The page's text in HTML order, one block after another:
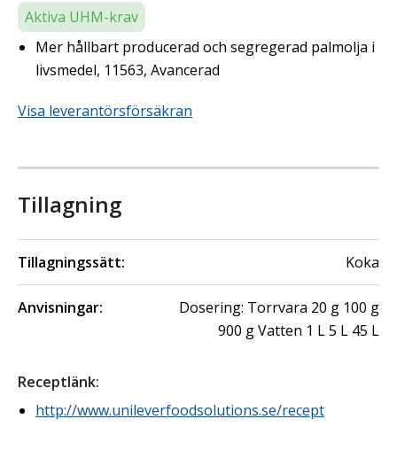
Aktiva UHM-krav
Mer hållbart producerad och segregerad palmolja i
livsmedel, 11563, Avancerad
Visa leverantörsförsäkran
Tillagning
Tillagningssätt: Koka
Anvisningar:
Dosering: Torrvara 20 g 100 g
900 g Vatten 1 L 5 L 45 L
Receptlänk:
http://www.unileverfoodsolutions.se/recept